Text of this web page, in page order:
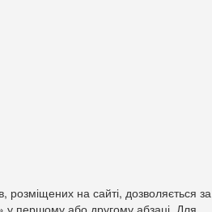
розміщених на сайті, дозволяється за